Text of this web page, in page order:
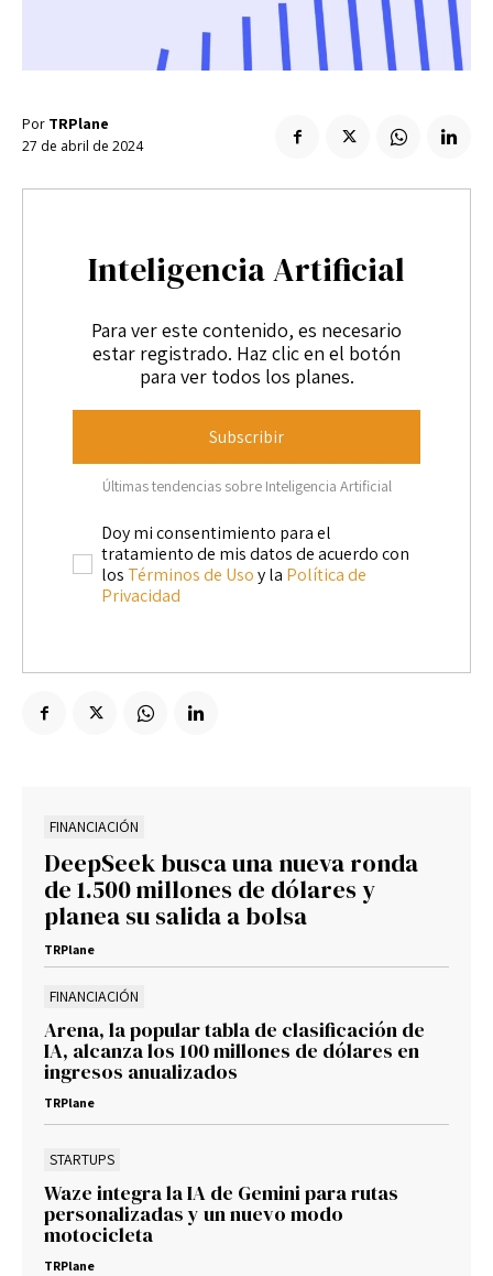
Registro / Entrar
Contacto
Suscribir
Por TRPlane
27 de abril de 2024
Inteligencia Artificial
Para ver este contenido, es necesario
estar registrado. Haz clic en el botón
para ver todos los planes.
Subscribir
Últimas tendencias sobre Inteligencia Artificial
Doy mi consentimiento para el
tratamiento de mis datos de acuerdo con
los Términos de Usoy la Política de
Privacidad
FINANCIACIÓN
DeepSeek busca una nueva ronda
de 1.500 millones de dólares y
planea su salida a bolsa
TRPlane
FINANCIACIÓN
Arena, la popular tabla de clasificación de
IA, alcanza los 100 millones de dólares en
ingresos anualizados
TRPlane
STARTUPS
Waze integra la IA de Gemini para rutas
personalizadas y un nuevo modo
motocicleta
TRPlane